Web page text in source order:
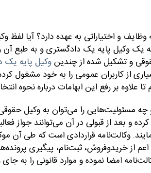
و اختیاراتی به عهده دارد؟ آیا لفظ
یک وکیل پایه یک دادگستری و به طبع
و تشکیل شده از چندین وکیل پایه یک
از کاربران عمومی را به خود مشغول
علاوه بر رفع این ابهامات درباره نحوه
مسئولیت‌هایی را می‌توان به وکیل
و بعد از قبولی در آن می‌توانند جواز
وکالت‌نامه قراردادی است که طی آن
از خریدوفروش، ثبت‌نام، پیگیری
امضا نموده و موارد قانونی را به